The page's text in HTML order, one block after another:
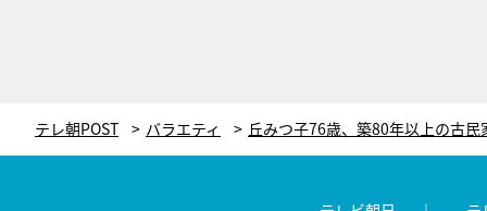
テレ朝POST バラエティ